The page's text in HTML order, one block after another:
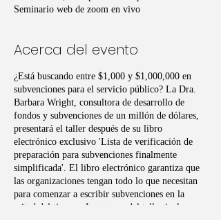
Seminario web de zoom en vivo
Acerca del evento
¿Está buscando entre $1,000 y $1,000,000 en
subvenciones para el servicio público? La Dra.
Barbara Wright, consultora de desarrollo de
fondos y subvenciones de un millón de dólares,
presentará el taller después de su libro
electrónico exclusivo 'Lista de verificación de
preparación para subvenciones finalmente
simplificada'. El libro electrónico garantiza que
las organizaciones tengan todo lo que necesitan
para comenzar a escribir subvenciones en la
mitad del tiempo. Los temas del taller incluyen: